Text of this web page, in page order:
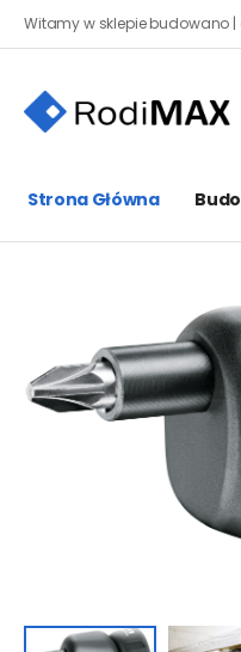
Witamy w sklepie budowano
Strona Główna